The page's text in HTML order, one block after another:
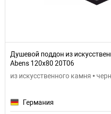
Душевой поддон из
Abens 120x80 20T06
из искусственного камня •
Германия